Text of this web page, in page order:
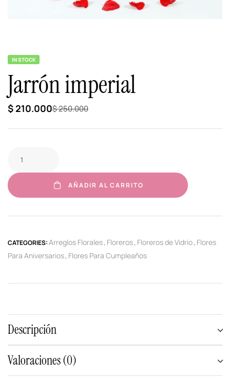
IN STOCK
Jarrón imperial
$250.000
$ 210.000
AÑADIR AL CARRITO
CATEGORIES:Arreglos Florales, Floreros, Floreros de Vidrio, Flores
Para Aniversarios, Flores Para Cumpleaños
Descripción
Valoraciones (0)